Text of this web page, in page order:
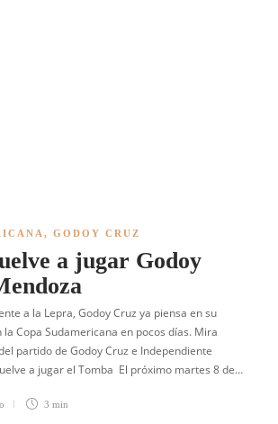
, GODOY CRUZ
a jugar Godoy
a la Lepra, Godoy Cruz ya piensa en su
Copa Sudamericana en pocos días. Mira
partido de Godoy Cruz e Independiente
a jugar el Tomba El próximo martes 8 de…
3 min